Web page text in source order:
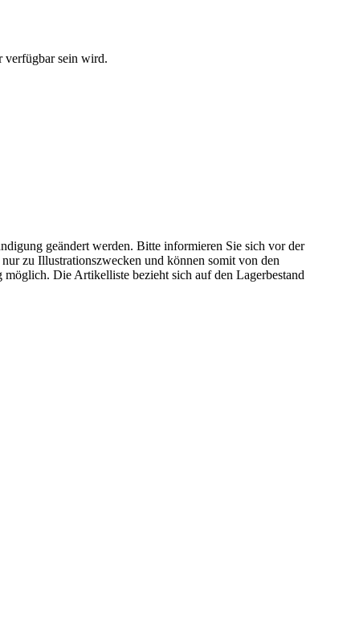
verfügbar sein wird.
geändert werden. Bitte informieren Sie sich vor der
zu Illustrationszwecken und können somit von den
Die Artikelliste bezieht sich auf den Lagerbestand